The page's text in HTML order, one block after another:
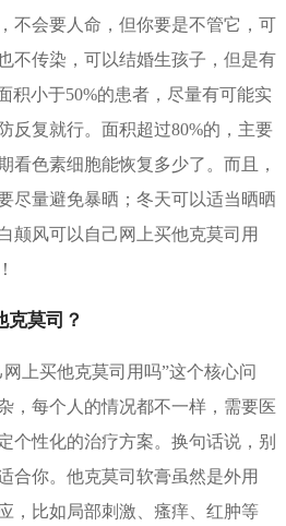
不会要人命，但你要是不管它，可
不传染，可以结婚生孩子，但是有
积小于50%的患者，尽量有可能实
反复就行。面积超过80%的，主要
看色素细胞能恢复多少了。而且，
尽量避免暴晒；冬天可以适当晒晒
颠风可以自己网上买他克莫司用
克莫司？
上买他克莫司用吗”这个核心问
，每个人的情况都不一样，需要医
个性化的治疗方案。换句话说，别
合你。他克莫司软膏虽然是外用
，比如局部刺激、瘙痒、红肿等